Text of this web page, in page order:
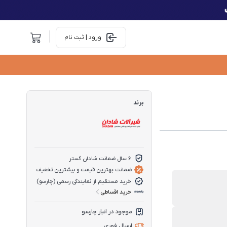
ورود | ثبت نام
برند
6 سال ضمانت شادان گستر
ضمانت بهترین قیمت و بیشترین تخفیف
خرید مستقیم از نمایندگی رسمی (چارسو)
خرید اقساطی
موجود در انبار چارسو